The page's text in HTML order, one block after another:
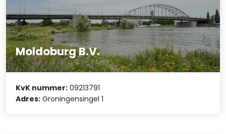
Moldoburg B.V.
KvK nummer: 09213791
Adres: Groningensingel 1